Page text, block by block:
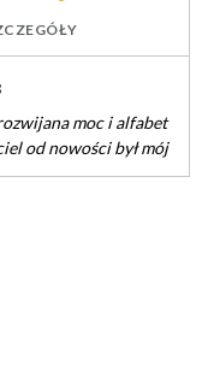
Auto mam z USA, ale
który tym…